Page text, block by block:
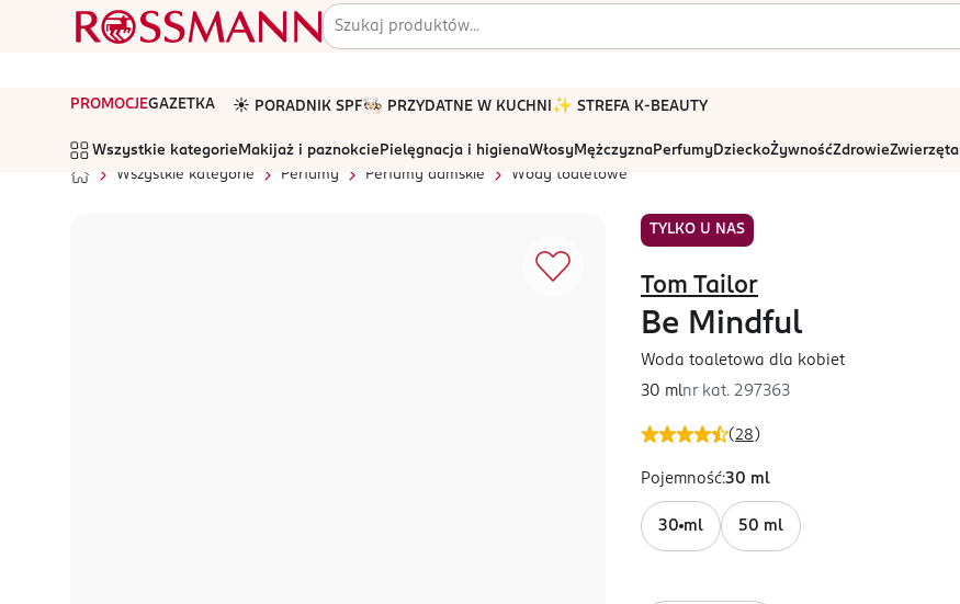
PROMOCJEGAZETKA ☀️ PORADNIK SPF🧑🏻‍🍳 PRZYDATNE W KUCHNI ✨ STREFA K-BEAUTY
Wszystkie kategorie Makijaż i paznokcie Pielęgnacja i higienaWłosyMężczyznaPerfumyDzieckoŻywnośćZdrowieZwierzęta
Wszystkie kategorie
Perfumy Perfumy damskie Wody toaletowe
TYLKO U NAS
(28 )
Tom Tailor
Be Mindful
Woda toaletowa dla kobiet
30 mlnr kat. 297363
Pojemność:30 ml
30 ml 50 ml